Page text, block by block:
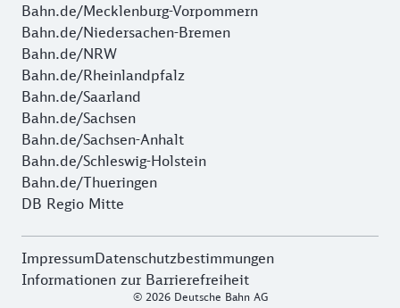
Bahn.de/Mecklenburg-Vorpommern
Bahn.de/Niedersachen-Bremen
Bahn.de/NRW
Bahn.de/Rheinlandpfalz
Bahn.de/Saarland
Bahn.de/Sachsen
Bahn.de/Sachsen-Anhalt
Bahn.de/Schleswig-Holstein
Bahn.de/Thueringen
DB Regio Mitte
ImpressumDatenschutzbestimmungen
Informationen zur Barrierefreiheit
© 2026 Deutsche Bahn AG